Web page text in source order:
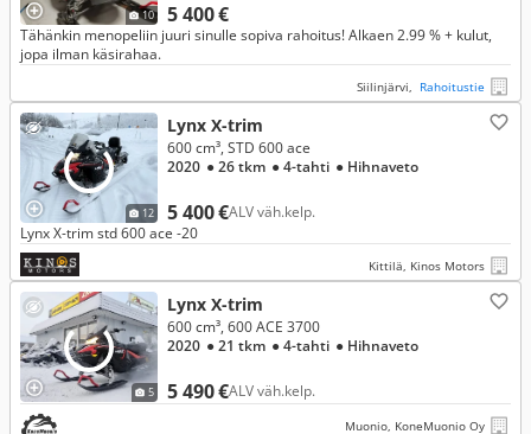
10 5 400 €
Tähänkin menopeliin juuri sinulle sopiva rahoitus! Alkaen 2.99 % + kulut,
jopa ilman käsirahaa.
Siilinjärvi, Rahoitustie
12
Lynx X-trim
5 400 €ALV väh.kelp.
600 cm³, STD 600 ace
2020 ● 26 tkm ● 4-tahti ● Hihnaveto
Lynx X-trim std 600 ace -20
Kittilä, Kinos Motors
5
Lynx X-trim
5 490 €ALV väh.kelp.
600 cm³, 600 ACE 3700
2020 ● 21 tkm ● 4-tahti ● Hihnaveto
Muonio, KoneMuonio Oy